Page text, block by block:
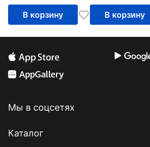
В корзину В корзину
Мы в соцсетях
Каталог